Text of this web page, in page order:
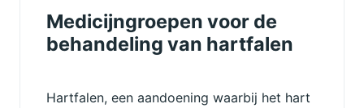
Medicijngroepen voor de
behandeling van hartfalen
Hartfalen, een aandoening waarbij het hart